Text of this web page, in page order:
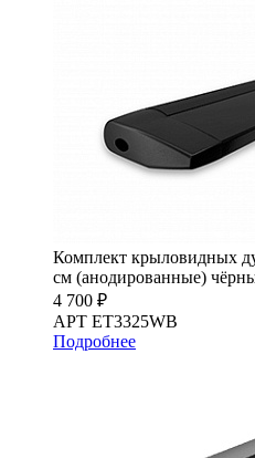
Комплект крыловидных
см (анодированные)
4 700 ₽
АРТ ET3325WB
Подробнее